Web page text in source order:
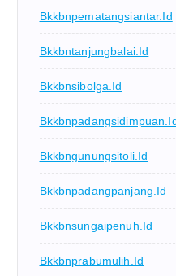
Bkkbnpematangsiantar.id
Bkkbntanjungbalai.id
Bkkbnsibolga.id
Bkkbngunungsitoli.id
Bkkbnpadangpanjang.id
Bkkbnsungaipenuh.id
Bkkbnprabumulih.id